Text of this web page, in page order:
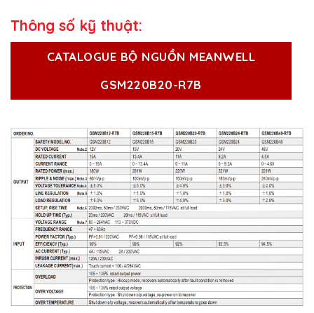
Thông số kỹ thuật:
CATALOGUE BỘ NGUỒN MEANWELL
GSM220B20-R7B